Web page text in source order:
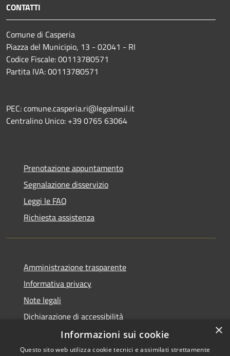
CONTATTI
Comune di Casperia
Piazza del Municipio, 13 - 02041 - RI
Codice Fiscale: 00113780571
Partita IVA: 00113780571
PEC: comune.casperia.ri@legalmail.it
Centralino Unico: +39 0765 63064
Prenotazione appuntamento
Segnalazione disservizio
Leggi le FAQ
Richiesta assistenza
Amministrazione trasparente
Informativa privacy
Note legali
Dichiarazione di accessibilità
×
Informazioni sui cookie
Questo sito web utilizza cookie tecnici e assimilati strettamente